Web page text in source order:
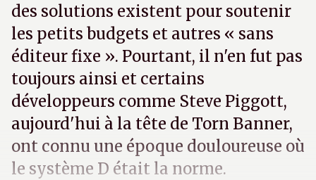
des solutions existent pour soutenir
les petits budgets et autres « sans
éditeur fixe ». Pourtant, il n'en fut pas
toujours ainsi et certains
développeurs comme Steve Piggott,
aujourd'hui à la tête de Torn Banner,
ont connu une époque douloureuse où
le système D était la norme.